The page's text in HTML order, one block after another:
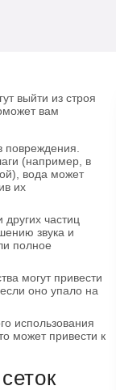
выйти из строя
вам
(например, в
вода может
их
частиц
звука и
полное
могут привести
оно упало на
использования
может привести к